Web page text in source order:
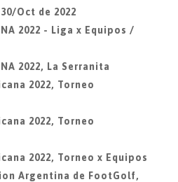
Oct de 2022
2022 - Liga x Equipos /
2022, La Serranita
2022, Torneo
2022, Torneo
2022, Torneo x Equipos
Argentina de FootGolf,